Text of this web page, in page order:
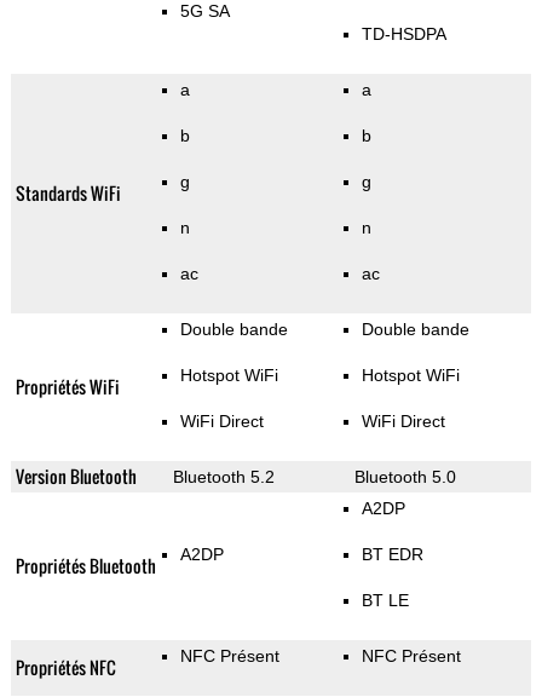
5G SA
TD-HSDPA
Standards WiFi
a
b
g
n
ac
a
b
g
n
ac
Propriétés WiFi
Double bande
Hotspot WiFi
WiFi Direct
Double bande
Hotspot WiFi
WiFi Direct
Version Bluetooth Bluetooth 5.2 Bluetooth 5.0
Propriétés Bluetooth A2DP
A2DP
BT EDR
BT LE
Propriétés NFC NFC Présent NFC Présent